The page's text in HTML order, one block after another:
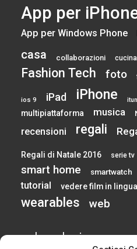
App per
App per Windows Phone
casa collaborazioni cucina
Fashion Tech foto
ios 9 iPad iPhone
multipiattaforma musica
recensioni regali
Regali di Natale 2016 serie tv
smart home smartwatch
tutorial vedere film in
wearables web
calendario